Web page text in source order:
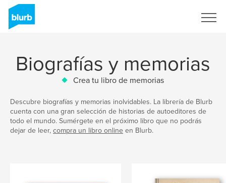
Biografías y memorias
Crea tu libro de memorias
Descubre biografías y memorias inolvidables. La librería de Blurb
cuenta con una gran selección de historias de autoeditores de
todo el mundo. Sumérgete en el próximo libro que no podrás
dejar de leer, compra un libro online en Blurb.